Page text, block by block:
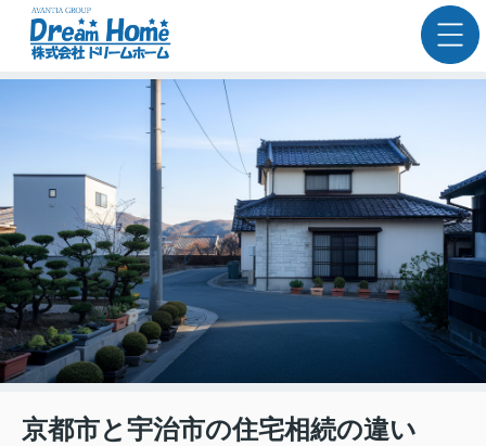
京都市と宇治市の住宅相続の違い